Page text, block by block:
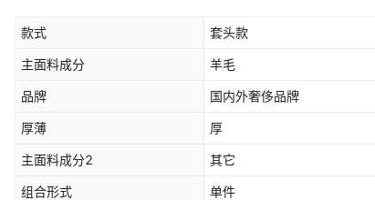
款式 套头款
主面料成分 羊毛
品牌 国内外奢侈品牌
厚薄 厚
主面料成分2 其它
组合形式 单件